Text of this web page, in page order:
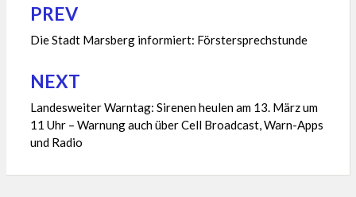
Beitragsnavigation
PREV
Die Stadt Marsberg informiert: Förstersprechstunde
NEXT
Landesweiter Warntag: Sirenen heulen am 13. März um
11 Uhr – Warnung auch über Cell Broadcast, Warn-Apps
und Radio